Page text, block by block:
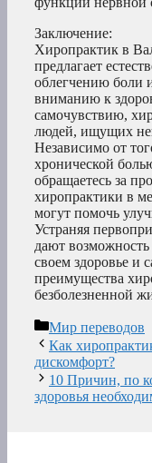
Заключение:
Хиропрактик в
предлагает
облегчению боли
вниманию к
самочувствию,
людей, ищущих
Независимо от
хронической
обращаетесь за
хиропрактики в
могут помочь
Устраняя
дают возможность
своем здоровье и
преимущества
безболезненной
Рубрики
Мир переводов
Как
дискомфорт?
10 Причин, по
здоровья